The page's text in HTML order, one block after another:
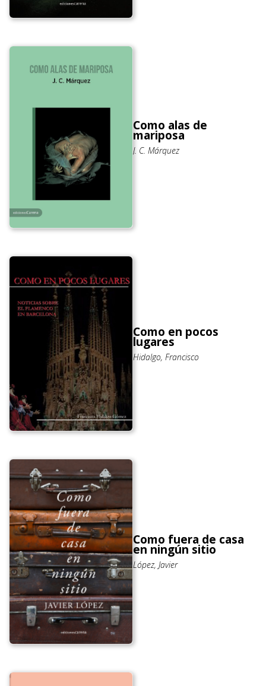
Como alas de
mariposa
J. C. Márquez
Como en pocos
lugares
Hidalgo, Francisco
Como fuera de casa
en ningún sitio
López, Javier